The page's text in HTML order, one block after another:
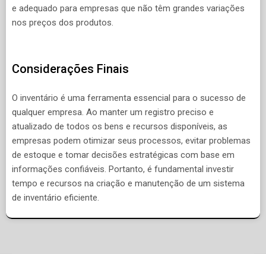
e adequado para empresas que não têm grandes variações
nos preços dos produtos.
Considerações Finais
O inventário é uma ferramenta essencial para o sucesso de
qualquer empresa. Ao manter um registro preciso e
atualizado de todos os bens e recursos disponíveis, as
empresas podem otimizar seus processos, evitar problemas
de estoque e tomar decisões estratégicas com base em
informações confiáveis. Portanto, é fundamental investir
tempo e recursos na criação e manutenção de um sistema
de inventário eficiente.